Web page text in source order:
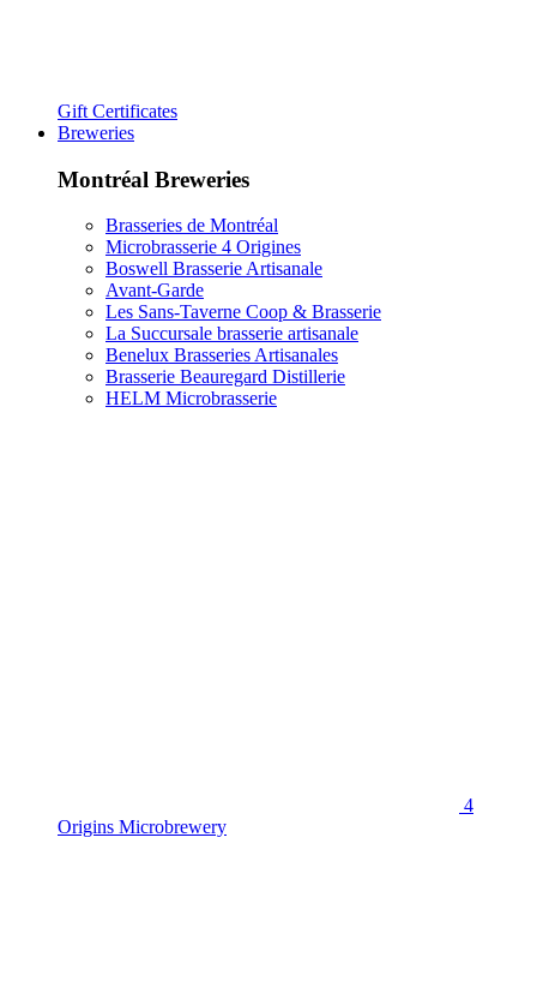
Gift Certificates
Breweries
Montréal Breweries
Brasseries de Montréal
Microbrasserie 4 Origines
Boswell Brasserie Artisanale
Avant-Garde
Les Sans-Taverne Coop & Brasserie
La Succursale brasserie artisanale
Benelux Brasseries Artisanales
Brasserie Beauregard Distillerie
HELM Microbrasserie
4
Origins Microbrewery